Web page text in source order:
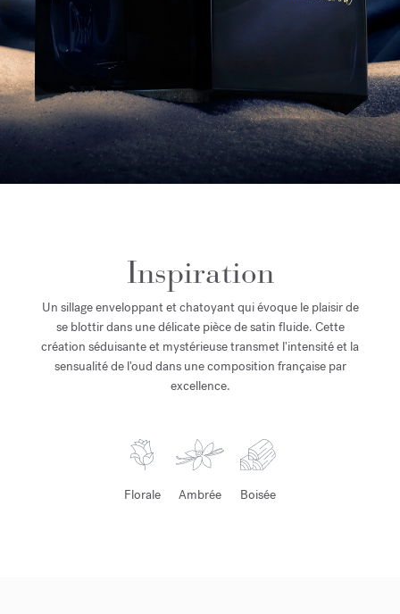
Inspiration
Un sillage enveloppant et chatoyant qui évoque le plaisir de
se blottir dans une délicate pièce de satin fluide. Cette
création séduisante et mystérieuse transmet l'intensité et la
sensualité de l'oud dans une composition française par
excellence.
Florale Ambrée Boisée